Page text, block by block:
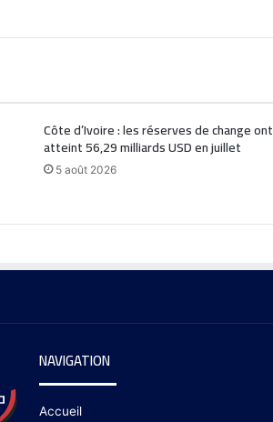
Côte d’Ivoire : les réserves de change ont
atteint 56,29 milliards USD en juillet
5 août 2026
NAVIGATION
Accueil